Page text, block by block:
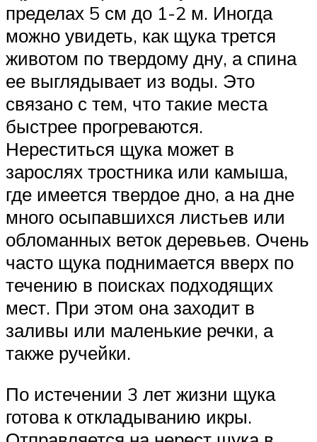
пределах 5 см до 1-2 м. Иногда
можно увидеть, как щука трется
животом по твердому дну, а спина
ее выглядывает из воды. Это
связано с тем, что такие места
быстрее прогреваются.
Нереститься щука может в
зарослях тростника или камыша,
где имеется твердое дно, а на дне
много осыпавшихся листьев или
обломанных веток деревьев. Очень
часто щука поднимается вверх по
течению в поисках подходящих
мест. При этом она заходит в
заливы или маленькие речки, а
также ручейки.
По истечении 3 лет жизни щука
готова к откладыванию икры.